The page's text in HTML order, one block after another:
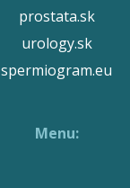
prostata.sk
urology.sk
spermiogram.eu
Menu: